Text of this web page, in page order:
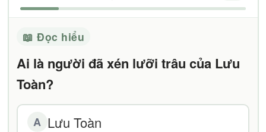
📖 Đọc hiểu
Ai là người đã xén lưỡi trâu của Lưu
Toàn?
A Lưu Toàn